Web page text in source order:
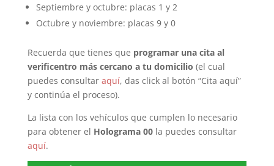
Septiembre y octubre: placas 1 y 2
Octubre y noviembre: placas 9 y 0
Recuerda que tienes que programar una cita al
verificentro más cercano a tu domicilio (el cual
puedes consultar aquí, das click al botón “Cita aquí”
y continúa el proceso).
La lista con los vehículos que cumplen lo necesario
para obtener el Holograma 00la puedes consultar
aquí.